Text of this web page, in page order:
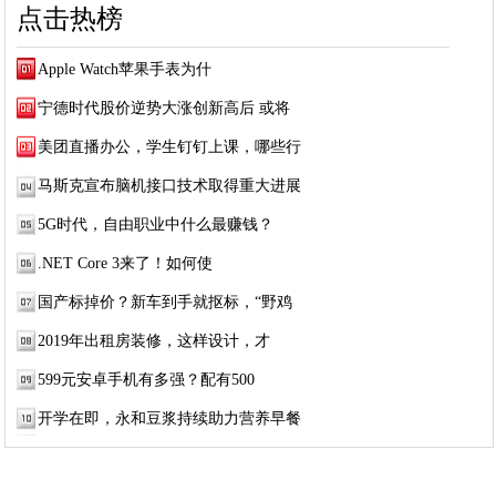
点击热榜
Apple Watch苹果手表为什
宁德时代股价逆势大涨创新高后 或将
美团直播办公，学生钉钉上课，哪些行
马斯克宣布脑机接口技术取得重大进展
5G时代，自由职业中什么最赚钱？
.NET Core 3来了！如何使
国产标掉价？新车到手就抠标，“野鸡
2019年出租房装修，这样设计，才
599元安卓手机有多强？配有500
开学在即，永和豆浆持续助力营养早餐